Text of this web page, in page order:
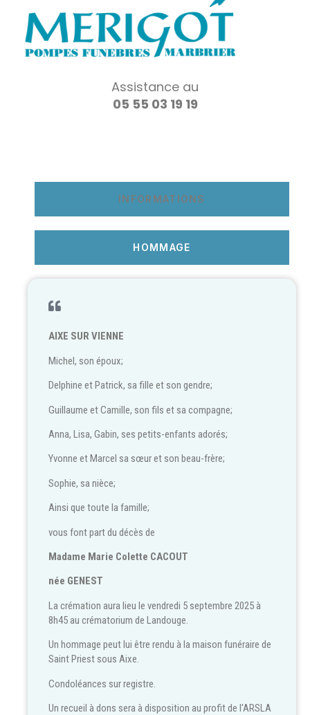
Assistance au
05 55 03 19 19
INFORMATIONS
HOMMAGE
AIXE SUR VIENNE
Michel, son époux;
Delphine et Patrick, sa fille et son gendre;
Guillaume et Camille, son fils et sa compagne;
Anna, Lisa, Gabin, ses petits-enfants adorés;
Yvonne et Marcel sa sœur et son beau-frère;
Sophie, sa nièce;
Ainsi que toute la famille;
vous font part du décès de
Madame Marie Colette CACOUT
née GENEST
La crémation aura lieu le vendredi 5 septembre 2025 à
8h45 au crématorium de Landouge.
Un hommage peut lui être rendu à la maison funéraire de
Saint Priest sous Aixe.
Condoléances sur registre.
Un recueil à dons sera à disposition au profit de l'ARSLA